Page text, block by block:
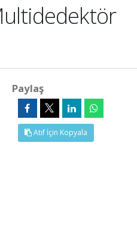
Paylaş
Atıf İçin Kopyala